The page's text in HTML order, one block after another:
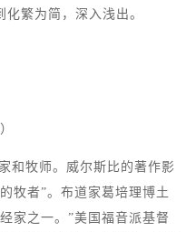
化繁为简，深入浅出。
和牧师。威尔斯比的著作影
牧者”。布道家葛培理博土
家之一。”美国福音派基督